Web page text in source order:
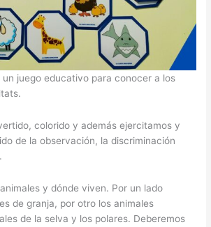
un juego educativo para conocer a los
colorido y además ejercitamos y
de la observación, la discriminación
y dónde viven. Por un lado
de granja, por otro los animales
de la selva y los polares. Deberemos